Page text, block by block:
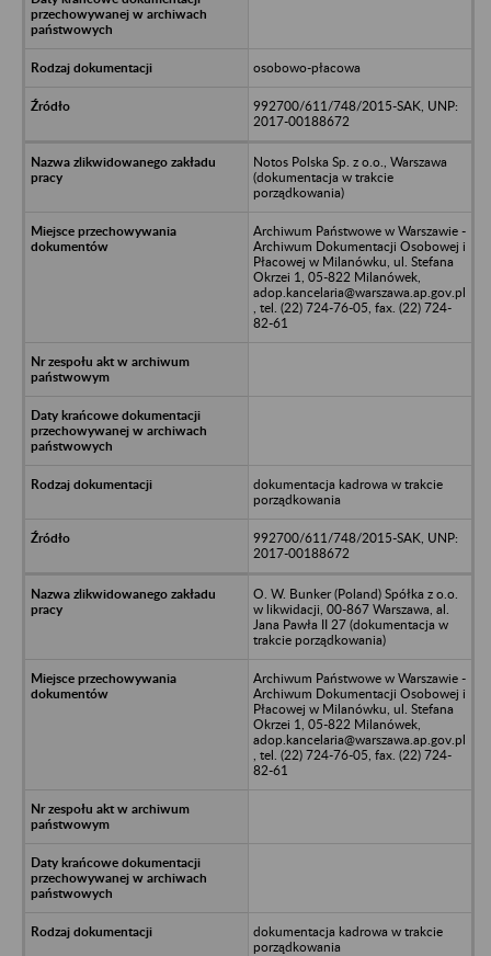
osobowo-płacowa
992700/611/748/2015-SAK, UNP:
2017-00188672
Notos Polska Sp. z o.o., Warszawa
(dokumentacja w trakcie
porządkowania)
Archiwum Państwowe w Warszawie -
Archiwum Dokumentacji Osobowej i
Płacowej w Milanówku, ul. Stefana
Okrzei 1, 05-822 Milanówek,
adop.kancelaria@warszawa.ap.gov.pl
, tel. (22) 724-76-05, fax. (22) 724-
82-61
dokumentacja kadrowa w trakcie
porządkowania
992700/611/748/2015-SAK, UNP:
2017-00188672
O. W. Bunker (Poland) Spółka z o.o.
w likwidacji, 00-867 Warszawa, al.
Jana Pawła II 27 (dokumentacja w
trakcie porządkowania)
Archiwum Państwowe w Warszawie -
Archiwum Dokumentacji Osobowej i
Płacowej w Milanówku, ul. Stefana
Okrzei 1, 05-822 Milanówek,
adop.kancelaria@warszawa.ap.gov.pl
, tel. (22) 724-76-05, fax. (22) 724-
82-61
dokumentacja kadrowa w trakcie
porządkowania